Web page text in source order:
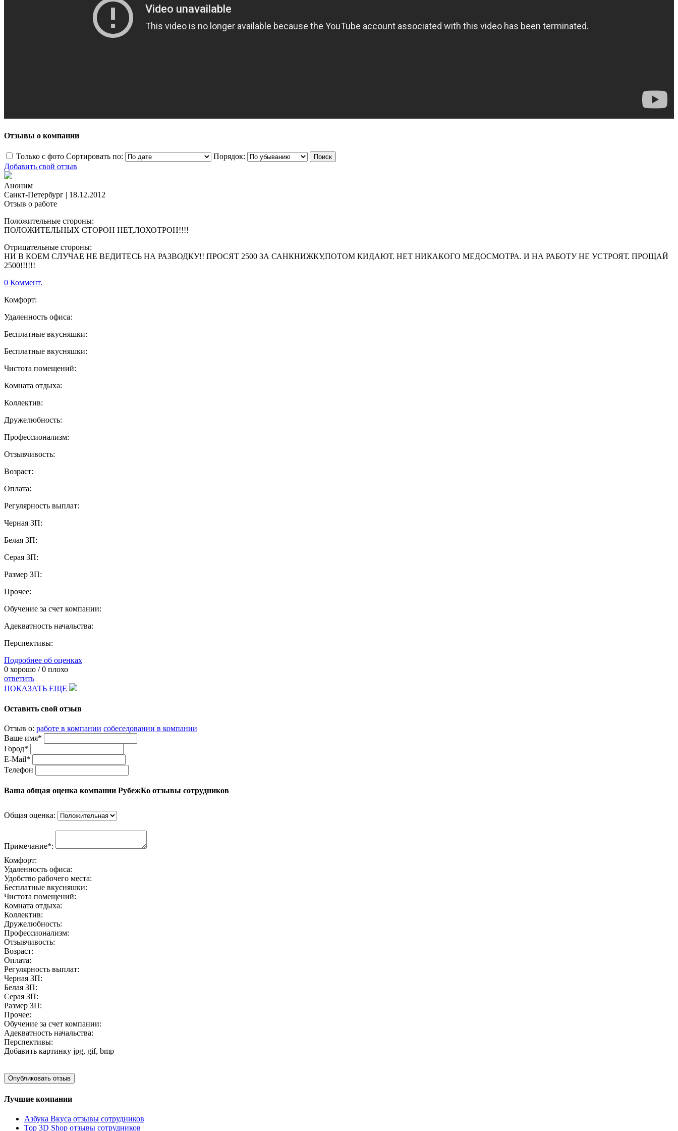
Отзывы о компании
Только с фото Сортировать по:
Порядок:
Добавить свой отзыв
Аноним
Санкт-Петербург | 18.12.2012
Отзыв о работе
Положительные стороны:
ПОЛОЖИТЕЛЬНЫХ СТОРОН НЕТ,ЛОХОТРОН!!!!
Отрицательные стороны:
НИ В КОЕМ СЛУЧАЕ НЕ ВЕДИТЕСЬ НА РАЗВОДКУ!! ПРОСЯТ 2500 ЗА САНКНИЖКУ,ПОТОМ КИДАЮТ. НЕТ НИКАКОГО МЕДОСМОТРА. И НА РАБОТУ НЕ УСТРОЯТ. ПРОЩАЙ
2500!!!!!!
0 Коммент.
Комфорт:
Удаленность офиса:
Бесплатные вкусняшки:
Бесплатные вкусняшки:
Чистота помещений:
Комната отдыха:
Коллектив:
Дружелюбность:
Профессионализм:
Отзывчивость:
Возраст:
Оплата:
Регулярность выплат:
Черная ЗП:
Белая ЗП:
Серая ЗП:
Размер ЗП:
Прочее:
Обучение за счет компании:
Адекватность начальства:
Перспективы:
Подробнее об оценках
0 хорошо /0 плохо
ответить
ПОКАЗАТЬ ЕЩЕ
Оставить свой отзыв
Отзыв о: работе в компании собеседовании в компании
Ваше имя*
Город*
E-Mail*
Телефон
Ваша общая оценка компании РубежКо отзывы сотрудников
Общая оценка:
Примечание*:
Комфорт:
Удаленность офиса:
Удобство рабочего места:
Бесплатные вкусняшки:
Чистота помещений:
Комната отдыха:
Коллектив:
Дружелюбность:
Профессионализм:
Отзывчивость:
Возраст:
Оплата:
Регулярность выплат:
Черная ЗП:
Белая ЗП:
Серая ЗП:
Размер ЗП:
Прочее:
Обучение за счет компании:
Адекватность начальства:
Перспективы:
Добавить картинку jpg, gif, bmp
Лучшие компании
Азбука Вкуса отзывы сотрудников
Top 3D Shop отзывы сотрудников